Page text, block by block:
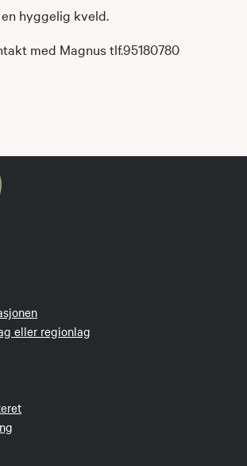
hyggelig kveld.
med Magnus tlf.95180780
eller regionlag